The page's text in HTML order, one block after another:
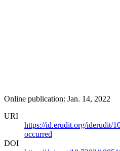
Online publication: Jan. 14, 2022
URI
https://id.erudit.org/iderudit/
occurred
DOI